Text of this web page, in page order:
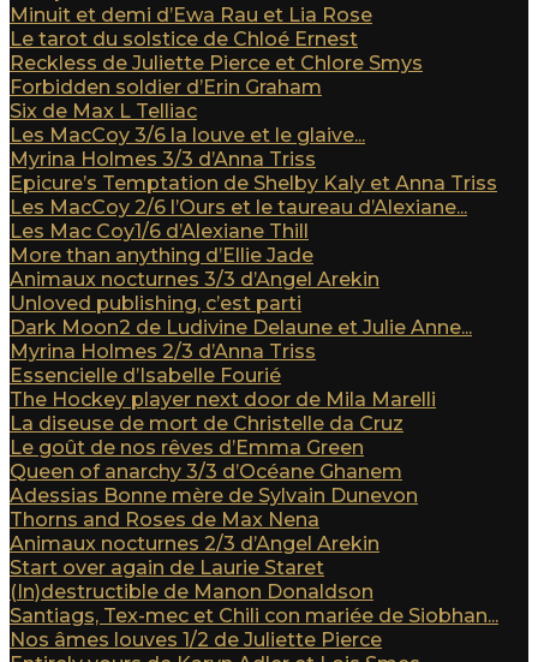
Minuit et demi d’Ewa Rau et Lia Rose
Le tarot du solstice de Chloé Ernest
Reckless de Juliette Pierce et Chlore Smys
Forbidden soldier d’Erin Graham
Six de Max L Telliac
Les MacCoy 3/6 la louve et le glaive...
Myrina Holmes 3/3 d’Anna Triss
Epicure’s Temptation de Shelby Kaly et Anna Triss
Les MacCoy 2/6 l’Ours et le taureau d’Alexiane...
Les Mac Coy1/6 d’Alexiane Thill
More than anything d’Ellie Jade
Animaux nocturnes 3/3 d’Angel Arekin
Unloved publishing, c’est parti
Dark Moon2 de Ludivine Delaune et Julie Anne...
Myrina Holmes 2/3 d’Anna Triss
Essencielle d’Isabelle Fourié
The Hockey player next door de Mila Marelli
La diseuse de mort de Christelle da Cruz
Le goût de nos rêves d’Emma Green
Queen of anarchy 3/3 d’Océane Ghanem
Adessias Bonne mère de Sylvain Dunevon
Thorns and Roses de Max Nena
Animaux nocturnes 2/3 d’Angel Arekin
Start over again de Laurie Staret
(In)destructible de Manon Donaldson
Santiags, Tex-mec et Chili con mariée de Siobhan...
Nos âmes louves 1/2 de Juliette Pierce